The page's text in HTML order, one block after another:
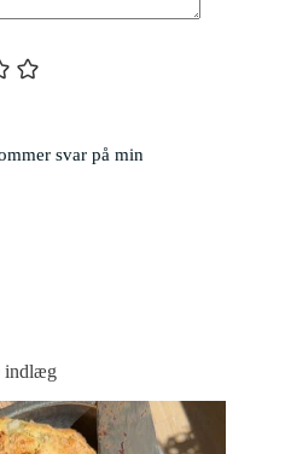
svar på min
indlæg